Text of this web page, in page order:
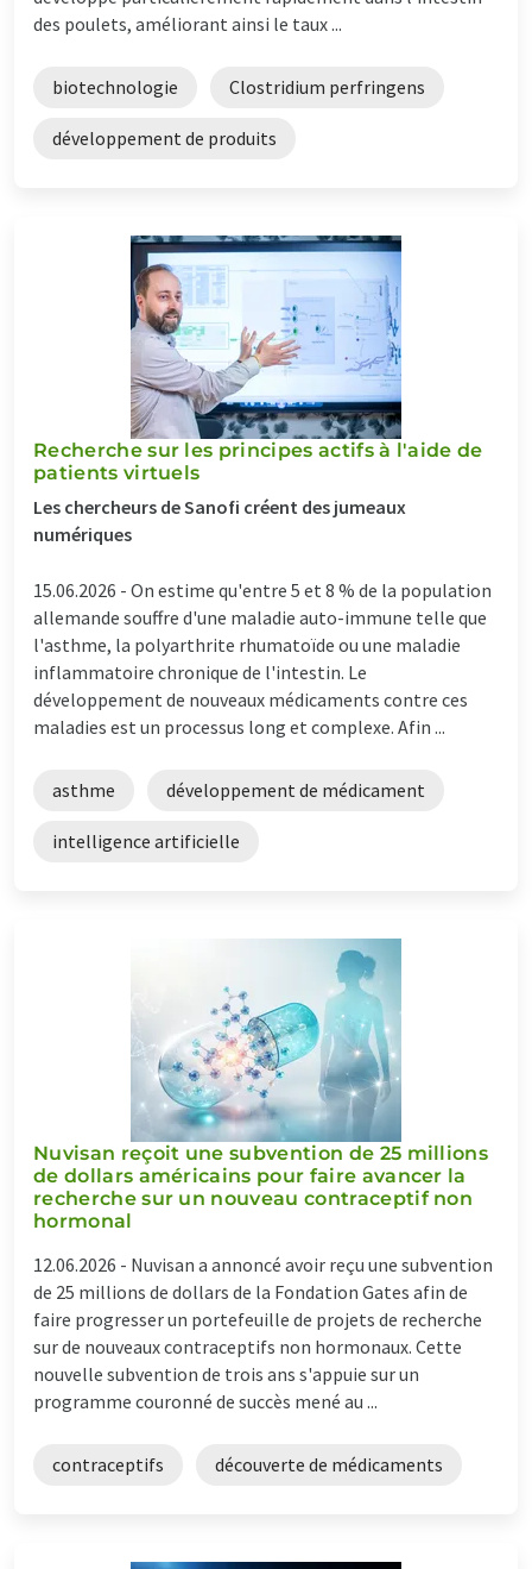
des poulets, améliorant ainsi le taux ...
biotechnologie Clostridium perfringens
développement de produits
Recherche sur les principes actifs à l'aide de
patients virtuels
Les chercheurs de Sanofi créent des jumeaux
numériques
15.06.2026 - On estime qu'entre 5 et 8 % de la population
allemande souffre d'une maladie auto-immune telle que
l'asthme, la polyarthrite rhumatoïde ou une maladie
inflammatoire chronique de l'intestin. Le
développement de nouveaux médicaments contre ces
maladies est un processus long et complexe. Afin ...
asthme développement de médicament
intelligence artificielle
Nuvisan reçoit une subvention de 25 millions
de dollars américains pour faire avancer la
recherche sur un nouveau contraceptif non
hormonal
12.06.2026 - Nuvisan a annoncé avoir reçu une subvention
de 25 millions de dollars de la Fondation Gates afin de
faire progresser un portefeuille de projets de recherche
sur de nouveaux contraceptifs non hormonaux. Cette
nouvelle subvention de trois ans s'appuie sur un
programme couronné de succès mené au ...
contraceptifs découverte de médicaments